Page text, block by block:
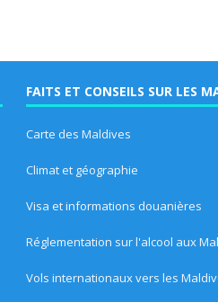
FAITS ET CONSEILS SUR LES
Carte des Maldives
Climat et géographie
Visa et informations douanières
Réglementation sur l'alcool aux
Vols internationaux vers les